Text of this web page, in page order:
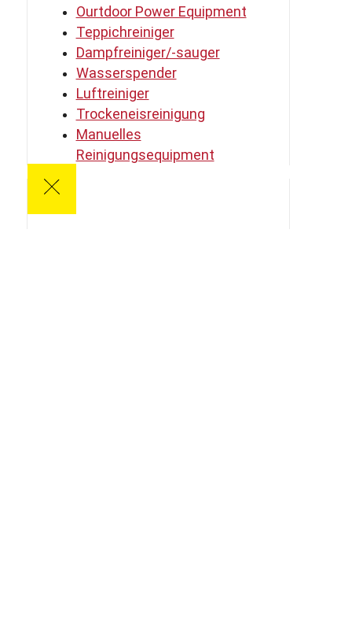
Ourtdoor Power Equipment
Teppichreiniger
Dampfreiniger/-sauger
Wasserspender
Luftreiniger
Trockeneisreinigung
Manuelles
Reinigungsequipment